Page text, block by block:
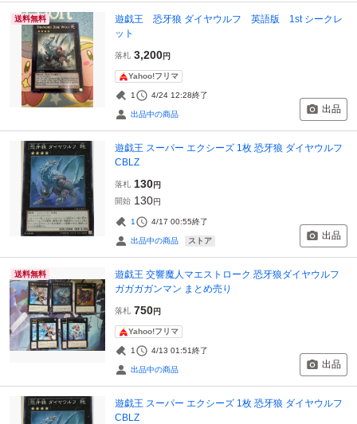
送料無料
遊戯王 恐牙狼 ダイヤウルフ 英語版 1st シークレ
ット
落札 3,200円
Yahoo!フリマ
1 4/24 12:28終了
出品中の商品 出品
遊戯王 スーパー エクシーズ 1枚 恐牙狼 ダイヤウルフ
CBLZ
落札 130円
開始 130円
1 4/17 00:55終了
出品中の商品 ストア 出品
送料無料
遊戯王 交響魔人マエストローク 恐牙狼ダイヤウルフ
ガガガガンマン まとめ売り
落札 750円
Yahoo!フリマ
1 4/13 01:51終了
出品中の商品 出品
遊戯王 スーパー エクシーズ 1枚 恐牙狼 ダイヤウルフ
CBLZ